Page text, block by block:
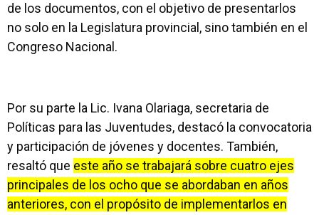
de los documentos, con el objetivo de presentarlos
no solo en la Legislatura provincial, sino también en el
Congreso Nacional.
Por su parte la Lic. Ivana Olariaga, secretaria de
Políticas para las Juventudes, destacó la convocatoria
y participación de jóvenes y docentes. También,
resaltó que este año se trabajará sobre cuatro ejes
principales de los ocho que se abordaban en años
anteriores, con el propósito de implementarlos en